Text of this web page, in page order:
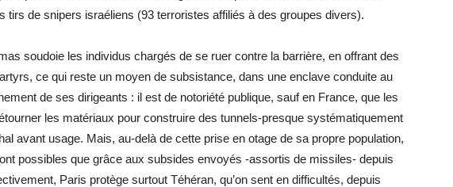
tirs de snipers israéliens (93 terroristes affiliés à des groupes divers).
soudoie les individus chargés de se ruer contre la barrière, en offrant des
ce qui reste un moyen de subsistance, dans une enclave conduite au
de ses dirigeants : il est de notoriété publique, sauf en France, que les
les matériaux pour construire des tunnels-presque systématiquement
avant usage. Mais, au-delà de cette prise en otage de sa propre population,
possibles que grâce aux subsides envoyés -assortis de missiles- depuis
Paris protège surtout Téhéran, qu’on sent en difficultés, depuis